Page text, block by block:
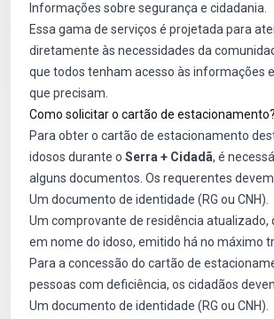
Informações sobre segurança e cidadania.
Essa gama de serviços é projetada para
diretamente às necessidades da
que todos tenham acesso às informações
que precisam.
Como solicitar o cartão de estacionamento?
Para obter o cartão de estacionamento
idosos durante o Serra + Cidadã, é
alguns documentos. Os requerentes
Um documento de identidade (RG ou CNH).
Um comprovante de residência atualizado,
em nome do idoso, emitido há no máximo
Para a concessão do cartão de
pessoas com deficiência, os cidadãos
Um documento de identidade (RG ou CNH).